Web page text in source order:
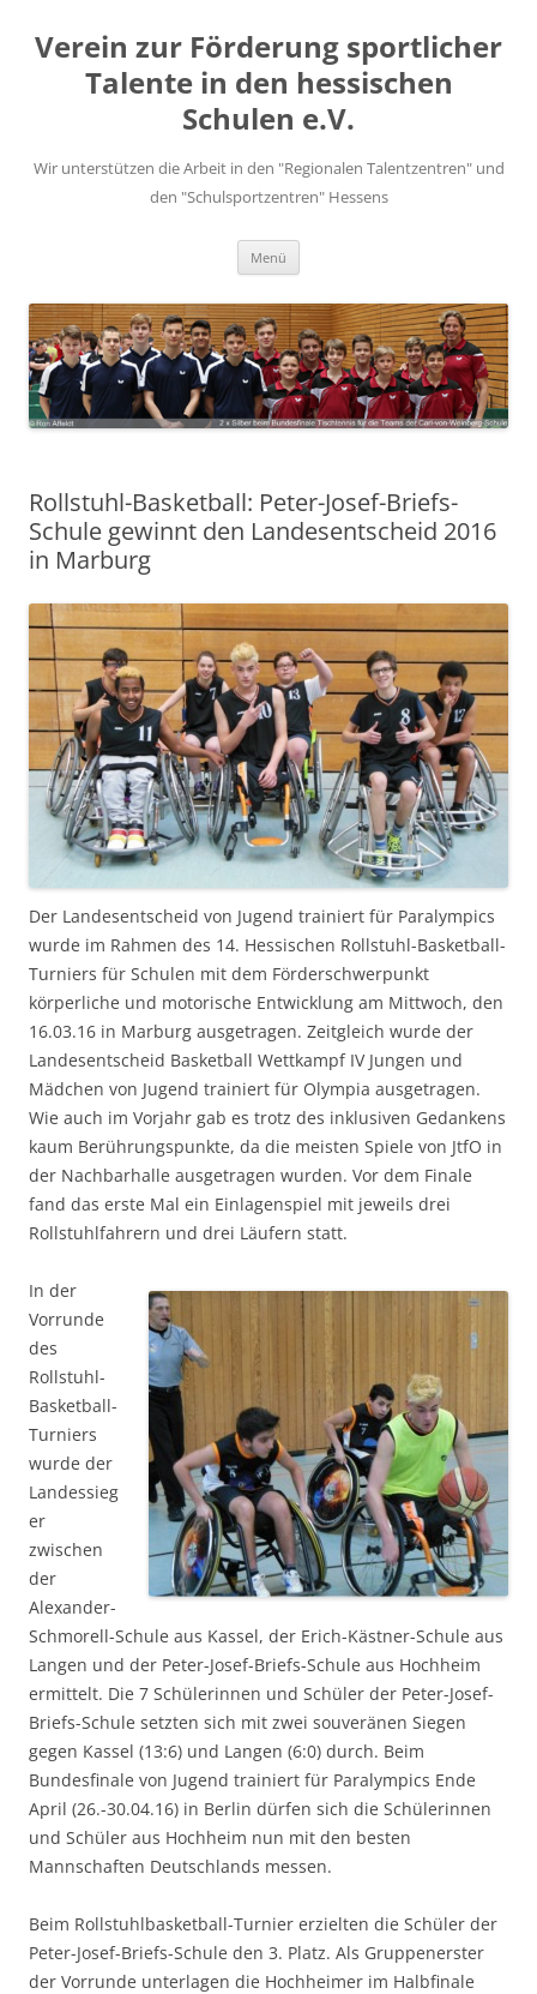
springen
Verein zur Förderung sportlicher
Talente in den hessischen
Schulen e.V.
Wir unterstützen die Arbeit in den "Regionalen Talentzentren" und
den "Schulsportzentren" Hessens
Menü
Rollstuhl-Basketball: Peter-Josef-Briefs-
Schule gewinnt den Landesentscheid 2016
in Marburg
Der Landesentscheid von Jugend trainiert für Paralympics
wurde im Rahmen des 14. Hessischen Rollstuhl-Basketball-
Turniers für Schulen mit dem Förderschwerpunkt
körperliche und motorische Entwicklung am Mittwoch, den
16.03.16 in Marburg ausgetragen. Zeitgleich wurde der
Landesentscheid Basketball Wettkampf IV Jungen und
Mädchen von Jugend trainiert für Olympia ausgetragen.
Wie auch im Vorjahr gab es trotz des inklusiven Gedankens
kaum Berührungspunkte, da die meisten Spiele von JtfO in
der Nachbarhalle ausgetragen wurden. Vor dem Finale
fand das erste Mal ein Einlagenspiel mit jeweils drei
Rollstuhlfahrern und drei Läufern statt.
In der
Vorrunde
des
Rollstuhl-
Basketball-
Turniers
wurde der
Landessieg
er
zwischen
der
Alexander-
Schmorell-Schule aus Kassel, der Erich-Kästner-Schule aus
Langen und der Peter-Josef-Briefs-Schule aus Hochheim
ermittelt. Die 7 Schülerinnen und Schüler der Peter-Josef-
Briefs-Schule setzten sich mit zwei souveränen Siegen
gegen Kassel (13:6) und Langen (6:0) durch. Beim
Bundesfinale von Jugend trainiert für Paralympics Ende
April (26.-30.04.16) in Berlin dürfen sich die Schülerinnen
und Schüler aus Hochheim nun mit den besten
Mannschaften Deutschlands messen.
Beim Rollstuhlbasketball-Turnier erzielten die Schüler der
Peter-Josef-Briefs-Schule den 3. Platz. Als Gruppenerster
der Vorrunde unterlagen die Hochheimer im Halbfinale